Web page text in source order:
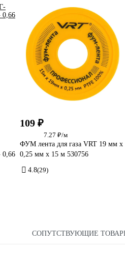
0,66
109 ₽
7.27 ₽/м
ФУМ лента для газа VRT 19 мм х
0,25 мм х 15 м 530756
4.8(29)
СОПУТСТВУЮЩИЕ